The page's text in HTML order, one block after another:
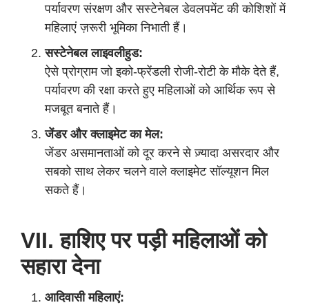
पर्यावरण संरक्षण और सस्टेनेबल डेवलपमेंट की कोशिशों में
महिलाएं ज़रूरी भूमिका निभाती हैं।
सस्टेनेबल लाइवलीहुड:
ऐसे प्रोग्राम जो इको-फ्रेंडली रोजी-रोटी के मौके देते हैं,
पर्यावरण की रक्षा करते हुए महिलाओं को आर्थिक रूप से
मजबूत बनाते हैं।
जेंडर और क्लाइमेट का मेल:
जेंडर असमानताओं को दूर करने से ज़्यादा असरदार और
सबको साथ लेकर चलने वाले क्लाइमेट सॉल्यूशन मिल
सकते हैं।
VII. हाशिए पर पड़ी महिलाओं को
सहारा देना
आदिवासी महिलाएं: